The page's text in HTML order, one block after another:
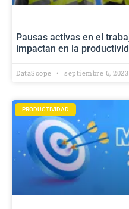
Pausas activas en el
impactan en la
DataScope septiembre 6, 2023
PRODUCTIVIDAD